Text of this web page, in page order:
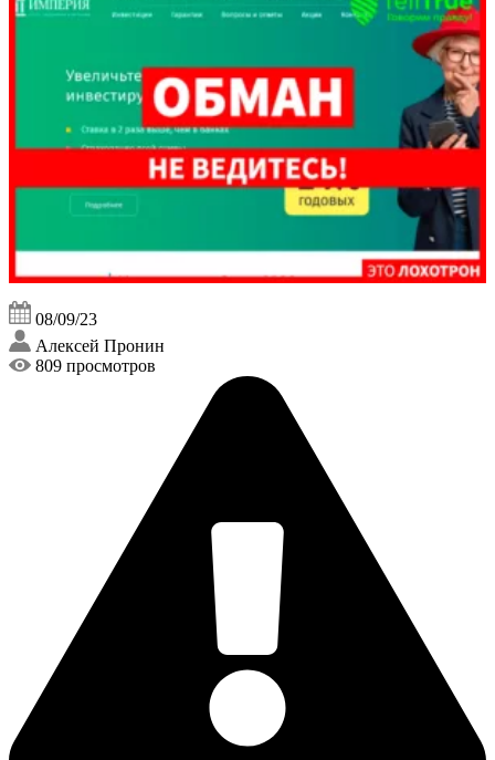
08/09/23
Алексей Пронин
809 просмотров